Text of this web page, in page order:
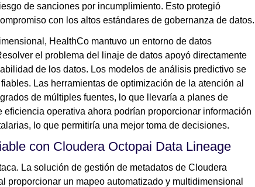
de sanciones por incumplimiento. Esto protegió
con los altos estándares de gobernanza de datos.
HealthCo mantuvo un entorno de datos
el problema del linaje de datos apoyó directamente
de los datos. Los modelos de análisis predictivo se
Las herramientas de optimización de la atención al
de múltiples fuentes, lo que llevaría a planes de
operativa ahora podrían proporcionar información
lo que permitiría una mejor toma de decisiones.
con Cloudera Octopai Data Lineage
La solución de gestión de metadatos de Cloudera
un mapeo automatizado y multidimensional